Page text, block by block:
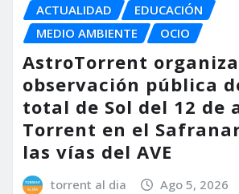
ACTUALIDAD
EDUCACIÓN
MEDIO AMBIENTE
OCIO
AstroTorrent
observación pública
total de Sol del 12 de
Torrent en el
las vías del AVE
torrent al dia Ago 5, 2026